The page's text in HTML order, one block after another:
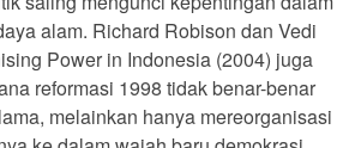
alam. Richard Robison dan Vedi
Power in Indonesia (2004) juga
reformasi 1998 tidak benar-benar
melainkan hanya mereorganisasi